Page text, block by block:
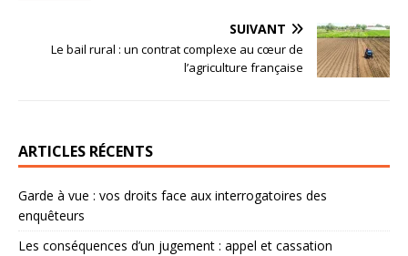
SUIVANT
Le bail rural : un contrat complexe au cœur de
l’agriculture française
ARTICLES RÉCENTS
Garde à vue : vos droits face aux interrogatoires des
enquêteurs
Les conséquences d’un jugement : appel et cassation